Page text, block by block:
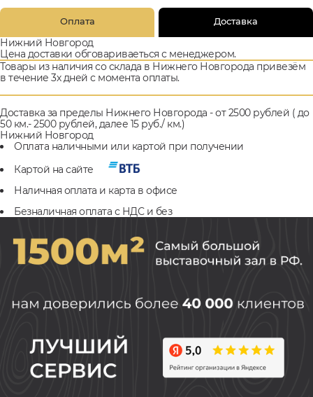
Оплата Доставка
Нижний Новгород
Цена доставки обговариваеться с менеджером.
Товары из наличия со склада в Нижнего Новгорода привезём
в течение 3х дней с момента оплаты.
Доставка за пределы Нижнего Новгорода - от 2500 рублей ( до
50 км.- 2500 рублей, далее 15 руб./ км.)
Нижний Новгород
Оплата наличными или картой при получении
Картой на сайте
Наличная оплата и карта в офисе
Безналичная оплата с НДС и без